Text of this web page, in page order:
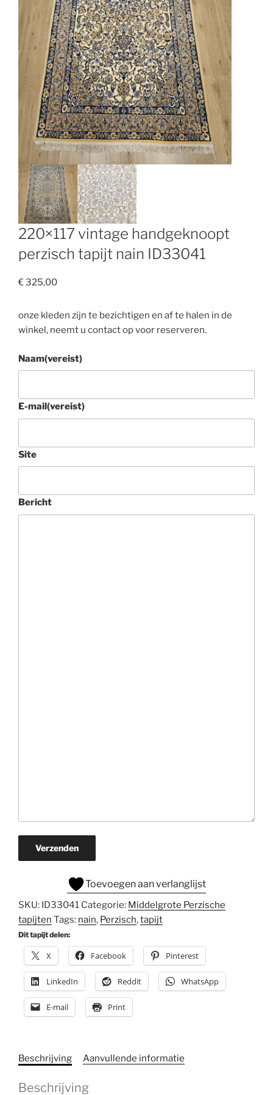
220×117 vintage handgeknoopt
perzisch tapijt nain ID33041
€325,00
onze kleden zijn te bezichtigen en af te halen in de
winkel, neemt u contact op voor reserveren.
Naam(vereist)
E-mail(vereist)
Site
Bericht
Verzenden
Toevoegen aan verlanglijst
SKU: ID33041 Categorie: Middelgrote Perzische
tapijten Tags: nain, Perzisch,tapijt
Dit tapijt delen:
X Facebook Pinterest
LinkedIn Reddit WhatsApp
E-mail Print
Beschrijving Aanvullende informatie
Beschrijving